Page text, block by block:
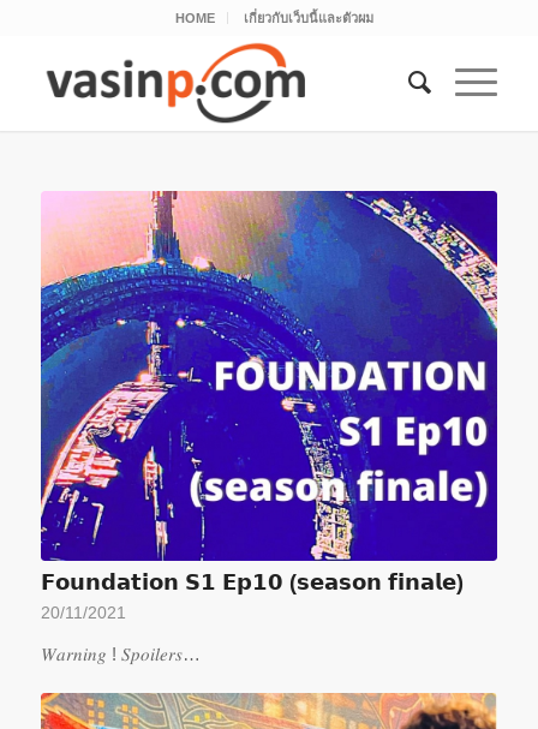
HOME เกี่ยวกับเว็บนี้และตัวผม
𝗙𝗼𝘂𝗻𝗱𝗮𝘁𝗶𝗼𝗻 𝗦𝟭 𝗘𝗽𝟭𝟬 (𝘀𝗲𝗮𝘀𝗼𝗻 𝗳𝗶𝗻𝗮𝗹𝗲)
20/11/2021
𝑊𝑎𝑟𝑛𝑖𝑛𝑔 ! 𝑆𝑝𝑜𝑖𝑙𝑒𝑟𝑠…